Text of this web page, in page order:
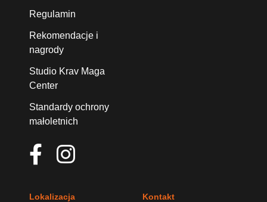
Regulamin
Rekomendacje i
nagrody
Studio Krav Maga
Center
Standardy ochrony
małoletnich
Lokalizacja Kontakt